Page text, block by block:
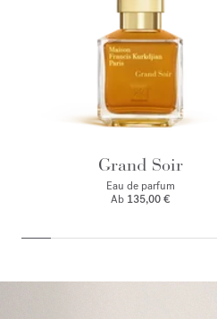
Grand Soir
Eau de parfum
Ab 135,00 €